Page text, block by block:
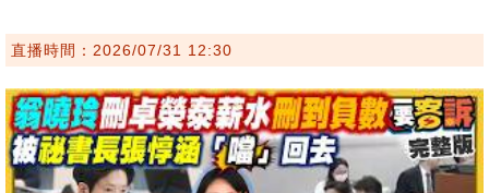
直播時間：2026/07/31 12:30